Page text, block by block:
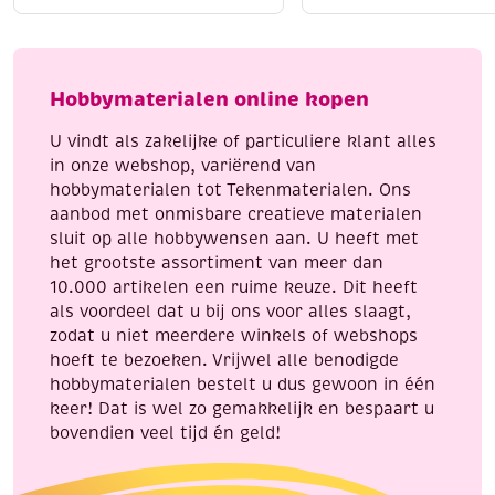
ml,
aantal
aantal
Hobbymaterialen online kopen
U vindt als zakelijke of particuliere klant alles
in onze webshop, variërend van
hobbymaterialen tot Tekenmaterialen. Ons
aanbod met onmisbare creatieve materialen
sluit op alle hobbywensen aan. U heeft met
het grootste assortiment van meer dan
10.000 artikelen een ruime keuze. Dit heeft
als voordeel dat u bij ons voor alles slaagt,
zodat u niet meerdere winkels of webshops
hoeft te bezoeken. Vrijwel alle benodigde
hobbymaterialen bestelt u dus gewoon in één
keer! Dat is wel zo gemakkelijk en bespaart u
bovendien veel tijd én geld!